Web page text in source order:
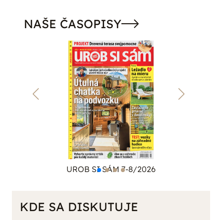
NAŠE ČASOPISY
UROB SI SÁM 7-8/2026
KDE SA DISKUTUJE